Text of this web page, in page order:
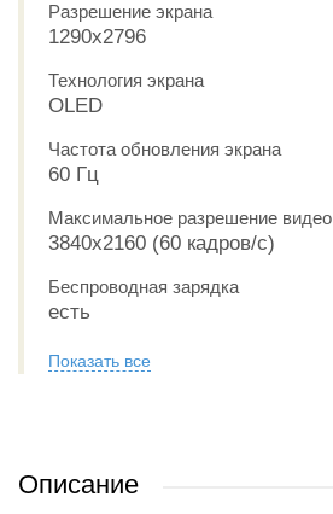
Разрешение экрана
1290x2796
Технология экрана
OLED
Частота обновления экрана
60 Гц
Максимальное разрешение видео
3840x2160 (60 кадров/с)
Беспроводная зарядка
есть
Показать все
Описание